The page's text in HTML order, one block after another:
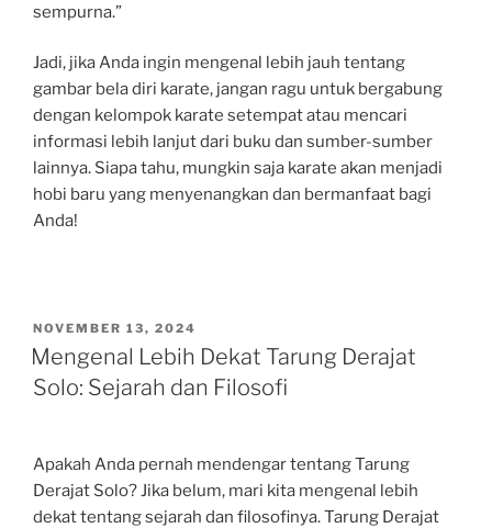
sempurna.”
Jadi, jika Anda ingin mengenal lebih jauh tentang
gambar bela diri karate, jangan ragu untuk bergabung
dengan kelompok karate setempat atau mencari
informasi lebih lanjut dari buku dan sumber-sumber
lainnya. Siapa tahu, mungkin saja karate akan menjadi
hobi baru yang menyenangkan dan bermanfaat bagi
Anda!
POSTED
ON
NOVEMBER 13, 2024
Mengenal Lebih Dekat Tarung Derajat
Solo: Sejarah dan Filosofi
Apakah Anda pernah mendengar tentang Tarung
Derajat Solo? Jika belum, mari kita mengenal lebih
dekat tentang sejarah dan filosofinya. Tarung Derajat